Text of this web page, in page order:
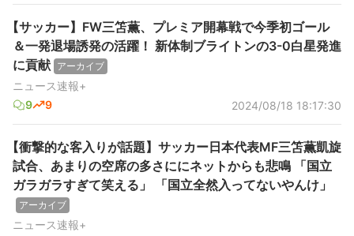
【サッカー】FW三笘薫、プレミア開幕戦で今季初ゴール
＆一発退場誘発の活躍！ 新体制ブライトンの3-0白星発進
に貢献 アーカイブ
ニュース速報+
9
9 2024/08/18 18:17:30
【衝撃的な客入りが話題】サッカー日本代表MF三笘薫凱旋
試合、あまりの空席の多さににネットからも悲鳴 「国立
ガラガラすぎて笑える」 「国立全然入ってないやんけ」
アーカイブ
ニュース速報+